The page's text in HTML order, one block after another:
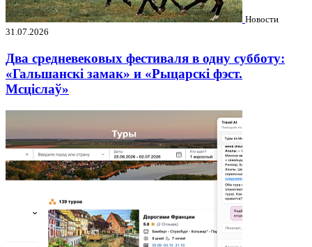
Новости
31.07.2026
Два средневековых фестиваля в одну субботу:
«Гальшанскі замак» и «Рыцарскі фэст.
Мсціслаў»